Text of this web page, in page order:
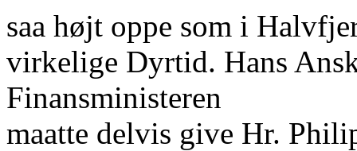
saa højt oppe som i
virkelige Dyrtid. Hans
Finansministeren
maatte delvis give Hr.